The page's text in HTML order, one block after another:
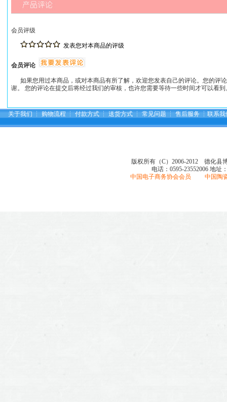
会员评级
发表您对本商品的评级
会员评论
如果您用过本商品，或对本商品有所了解，欢迎您发表自己的评论。您的评
谢。 您的评论在提交后将经过我们的审核，也许您需要等待一些时间才可以看
关于我们 ┆ 购物流程 ┆ 付款方式 ┆ 送货方式 ┆ 常见问题 ┆ 售后服务 ┆ 联系我
版权所有（C）2006-2012 德化县
电话：0595-23552006 地址
中国电子商务协会会员 中国陶